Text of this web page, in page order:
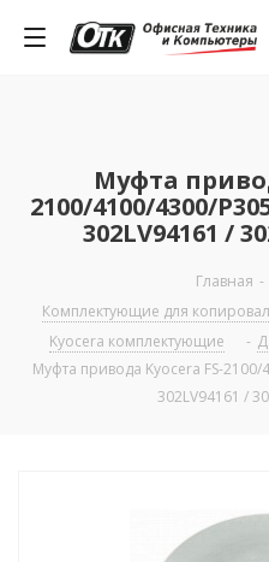
Муфта
2100/4100/4300/
302LV94161 /
Главная -
Комплектующие для
Kyocera комплектующие
-
Муфта привода Kyocera FS-
302LV94161 /